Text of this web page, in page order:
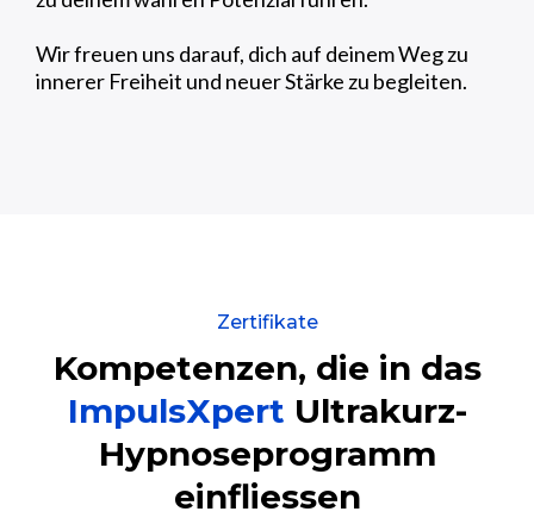
Wir freuen uns darauf, dich auf deinem Weg zu
innerer Freiheit und neuer Stärke zu begleiten.
Zertifikate
Kompetenzen, die in das
ImpulsXpert Ultrakurz-
Hypnoseprogramm
einfliessen